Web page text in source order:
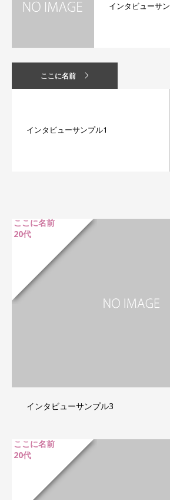
インタビューサ
ここに名前
インタビューサンプル1
ここに名前
20代
インタビューサンプル3
ここに名前
20代